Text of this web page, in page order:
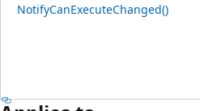
NotifyCanExecuteChanged()